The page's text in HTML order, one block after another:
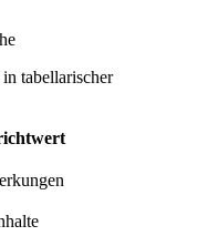
tabellarischer